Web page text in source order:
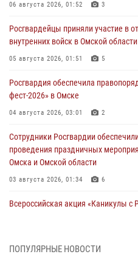
06 августа 2026, 01:52 3
Росгвардейцы приняли участие в
внутренних войск в Омской области
05 августа 2026, 01:51 5
Росгвардия обеспечила
фест-2026» в Омске
04 августа 2026, 03:01 2
Сотрудники Росгвардии
проведения праздничных
Омска и Омской области
03 августа 2026, 01:34 6
Всероссийская акция «Каникулы с
ПОПУЛЯРНЫЕ НОВОСТИ